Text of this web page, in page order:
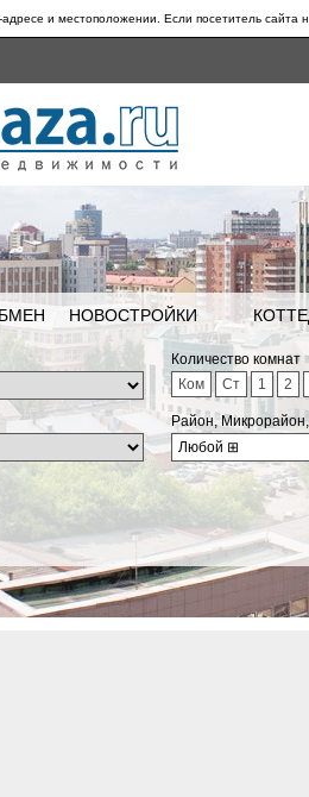
и местоположении. Если посетитель сайта
НОВОСТРОЙКИ
Количество комнат
Ком
Ст 1 2
Район,
Любой ⊞